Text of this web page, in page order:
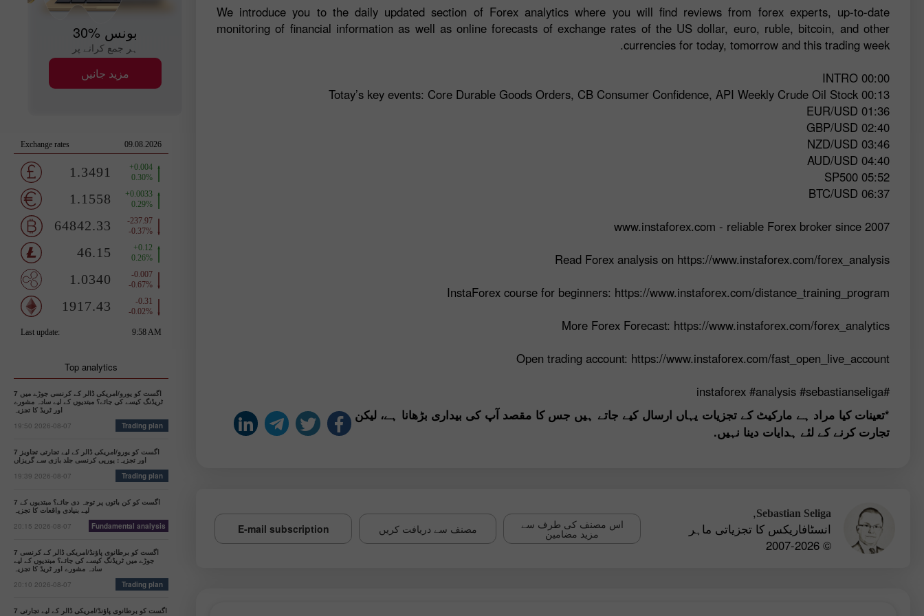
We introduce you to the daily updated section of Forex analytics where you will find reviews from forex experts, up-to-date
monitoring of financial information as well as online forecasts of exchange rates of the US dollar, euro, ruble, bitcoin, and other
currencies for today, tomorrow and this trading week.
00:00 INTRO
00:13 Totay’s key events: Core Durable Goods Orders, CB Consumer Confidence, API Weekly Crude Oil Stock
01:36 EUR/USD
02:40 GBP/USD
03:46 NZD/USD
04:40 AUD/USD
05:52 SP500
06:37 BTC/USD
www.instaforex.com - reliable Forex broker since 2007
Read Forex analysis on https://www.instaforex.com/forex_analysis
InstaForex course for beginners: https://www.instaforex.com/distance_training_program
More Forex Forecast: https://www.instaforex.com/forex_analytics
Open trading account: https://www.instaforex.com/fast_open_live_account
#instaforex #analysis #sebastianseliga
*تعینات کیا مراد ہے مارکیٹ کے تجزیات یہاں ارسال کیے جاتے ہیں جس کا مقصد آپ کی بیداری بڑھانا ہے، لیکن
تجارت کرنے کے لئے ہدایات دینا نہیں.
Sebastian Seliga
,
انسٹافاریکس کا تجزیاتی ماہر
© 2007-2026
اس مصنف کی طرف سے
مزید مضامین مصنف سے دریافت کریں E-mail subscription
30% بونس
ہر جمع کرانے پر
مزید جانیں
Top analytics
7 اگست کو یورو/امریکی ڈالر کے کرنسی جوڑے میں
ٹریڈنگ کیسے کی جائے؟ مبتدیوں کے لیے سادہ مشورے
اور ٹریڈ کا تجزیہ
19:50 2026-08-07
Trading plan
7 اگست کو یورو/امریکی ڈالر کے لیے تجارتی تجاویز
اور تجزیہ: یورپی کرنسی جلد بازی سے گریزاں
19:39 2026-08-07
Trading plan
7 اگست کو کن باتوں پر توجہ دی جائے؟ مبتدیوں کے
لیے بنیادی واقعات کا تجزیہ
20:15 2026-08-07
Fundamental analysis
7 اگست کو برطانوی پاؤنڈ/امریکی ڈالر کے کرنسی
جوڑے میں ٹریڈنگ کیسے کی جائے؟ مبتدیوں کے لیے
سادہ مشورے اور ٹریڈ کا تجزیہ
20:10 2026-08-07
Trading plan
7 اگست کو برطانوی پاؤنڈ/امریکی ڈالر کے لیے تجارتی